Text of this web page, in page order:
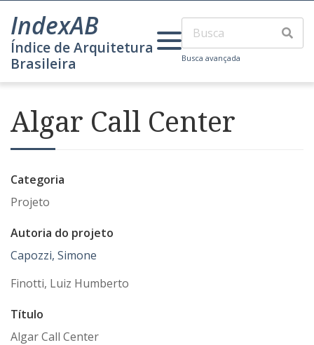
IndexAB
Índice de Arquitetura
Brasileira
Busca avançada
Algar Call Center
Categoria
Projeto
Autoria do projeto
Capozzi, Simone
Finotti, Luiz Humberto
Título
Algar Call Center